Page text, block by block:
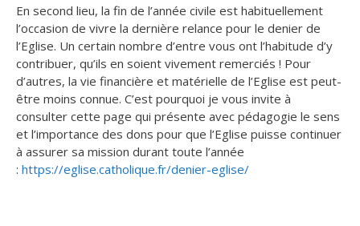
En second lieu, la fin de l’année civile est habituellement
l’occasion de vivre la dernière relance pour le denier de
l’Eglise. Un certain nombre d’entre vous ont l’habitude d’y
contribuer, qu’ils en soient vivement remerciés ! Pour
d’autres, la vie financière et matérielle de l’Eglise est peut-
être moins connue. C’est pourquoi je vous invite à
consulter cette page qui présente avec pédagogie le sens
et l’importance des dons pour que l’Eglise puisse continuer
à assurer sa mission durant toute l’année
: https://eglise.catholique.fr/denier-eglise/